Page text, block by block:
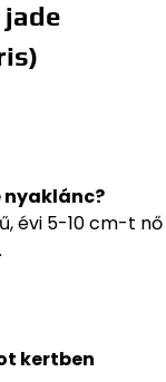
jade
nyaklánc?
évi 5-10 cm-t nő
kertben